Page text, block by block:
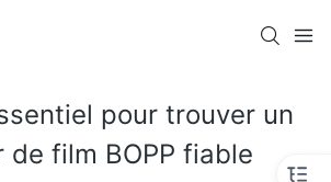
pour trouver un
de film BOPP fiable